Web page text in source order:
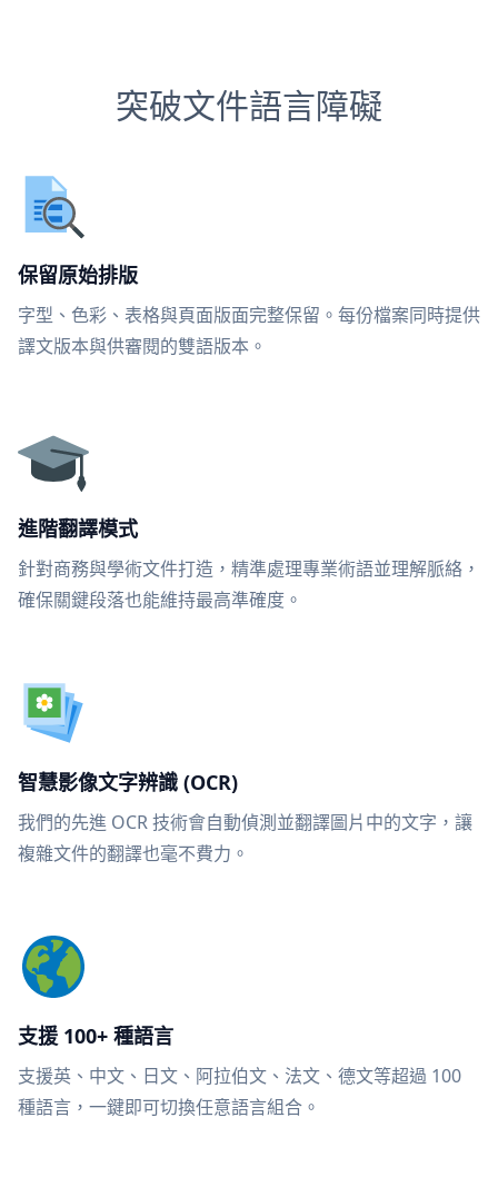
突破文件語言障礙
保留原始排版
字型、色彩、表格與頁面版面完整保留。每份檔案同時提供
譯文版本與供審閱的雙語版本。
進階翻譯模式
針對商務與學術文件打造，精準處理專業術語並理解脈絡，
確保關鍵段落也能維持最高準確度。
智慧影像文字辨識 (OCR)
我們的先進 OCR 技術會自動偵測並翻譯圖片中的文字，讓
複雜文件的翻譯也毫不費力。
支援 100+ 種語言
支援英、中文、日文、阿拉伯文、法文、德文等超過 100
種語言，一鍵即可切換任意語言組合。